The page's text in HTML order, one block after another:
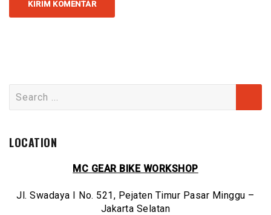
for:
LOCATION
MC GEAR BIKE WORKSHOP
Jl. Swadaya I No. 521, Pejaten Timur Pasar Minggu –
Jakarta Selatan